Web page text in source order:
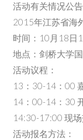
活动有关情况公告
2015年江苏省海
时间：10月18日
地点：剑桥大学
活动议程：
13：30-14：00
14：00-14：30
14:30-17:00 现场
活动报名方法：